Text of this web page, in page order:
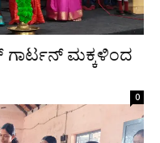
ಗಾರ್ಟನ್ ಮಕ್ಕಳಿಂದ
0